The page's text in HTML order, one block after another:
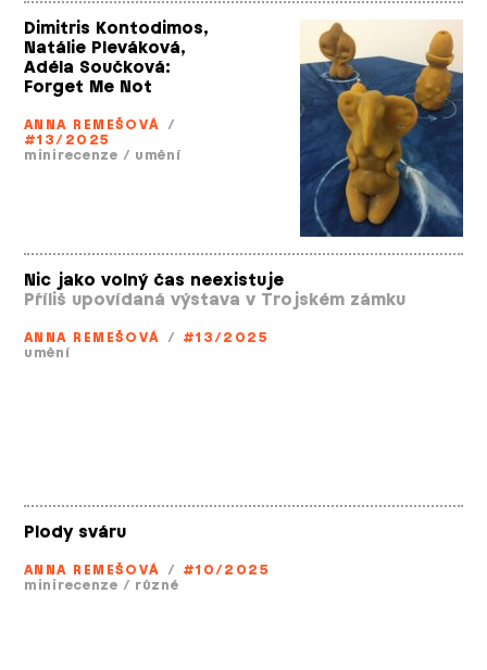
Dimitris Kontodimos,
Natálie Pleváková,
Adéla Součková:
Forget Me Not
ANNA REMEŠOVÁ /
#13/2025
minirecenze / umění
Nic jako volný čas neexistuje
Příliš upovídaná výstava v Trojském zámku
ANNA REMEŠOVÁ / #13/2025
umění
Plody sváru
ANNA REMEŠOVÁ / #10/2025
minirecenze / různé